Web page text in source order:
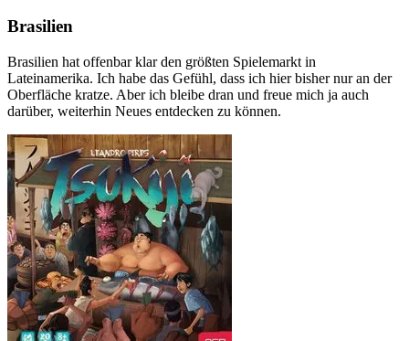
Brasilien
Brasilien hat offenbar klar den größten Spielemarkt in
Lateinamerika. Ich habe das Gefühl, dass ich hier bisher nur an der
Oberfläche kratze. Aber ich bleibe dran und freue mich ja auch
darüber, weiterhin Neues entdecken zu können.